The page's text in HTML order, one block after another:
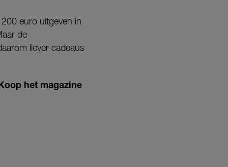
euro uitgeven in
de
liever cadeaus
het magazine